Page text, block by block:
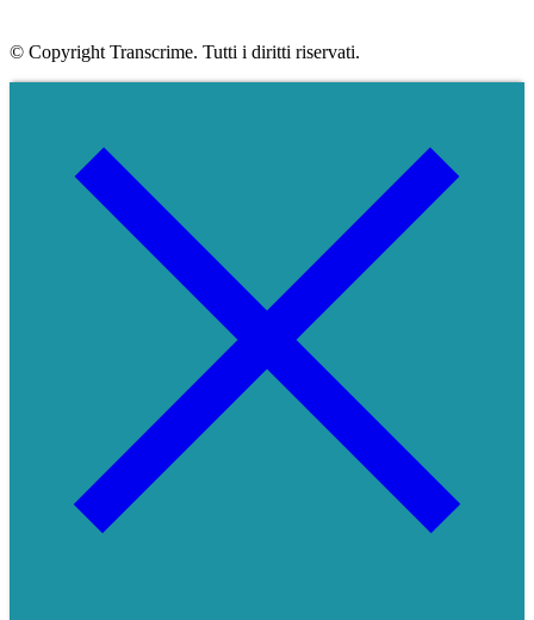
© Copyright Transcrime. Tutti i diritti riservati.